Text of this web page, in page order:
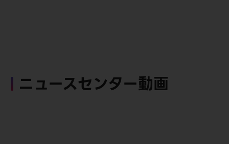
ニュースセンター動画